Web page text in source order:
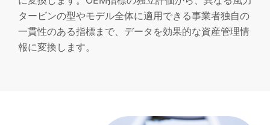
タービンの型やモデル全体に適用できる事業者独自の
一貫性のある指標まで、データを効果的な資産管理情
報に変換します。